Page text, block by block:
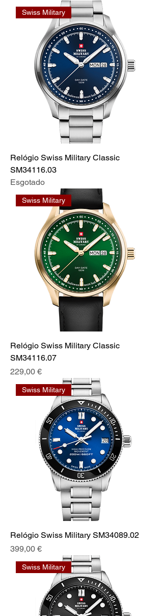
Swiss Military
Relógio Swiss Military Classic
SM34116.03
Esgotado
Swiss Military
Relógio Swiss Military Classic
SM34116.07
Preço
229,00 €
Swiss Military
Relógio Swiss Military SM34089.02
Preço
399,00 €
Swiss Military